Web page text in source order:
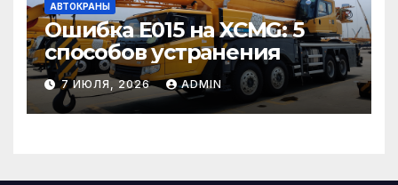
АВТОКРАНЫ
Ошибка E015 на XCMG: 5
способов устранения
7 ИЮЛЯ, 2026 ADMIN